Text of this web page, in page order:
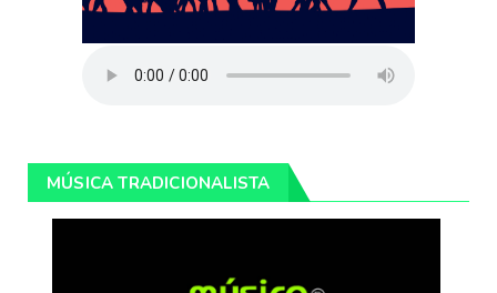
MÚSICA TRADICIONALISTA